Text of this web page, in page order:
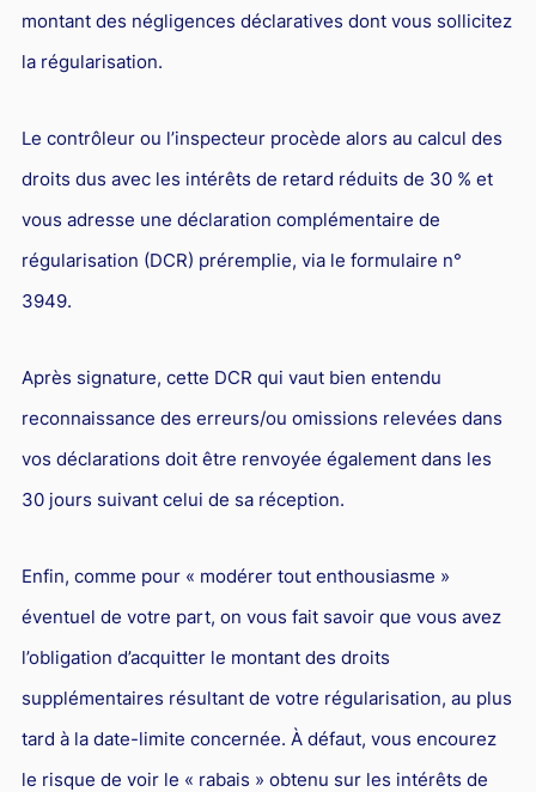
montant des négligences déclaratives dont vous sollicitez
la régularisation.
Le contrôleur ou l’inspecteur procède alors au calcul des
droits dus avec les intérêts de retard réduits de 30 % et
vous adresse une déclaration complémentaire de
régularisation (DCR) préremplie, via le formulaire n°
3949.
Après signature, cette DCR qui vaut bien entendu
reconnaissance des erreurs/ou omissions relevées dans
vos déclarations doit être renvoyée également dans les
30 jours suivant celui de sa réception.
Enfin, comme pour « modérer tout enthousiasme »
éventuel de votre part, on vous fait savoir que vous avez
l’obligation d’acquitter le montant des droits
supplémentaires résultant de votre régularisation, au plus
tard à la date-limite concernée. À défaut, vous encourez
le risque de voir le « rabais » obtenu sur les intérêts de